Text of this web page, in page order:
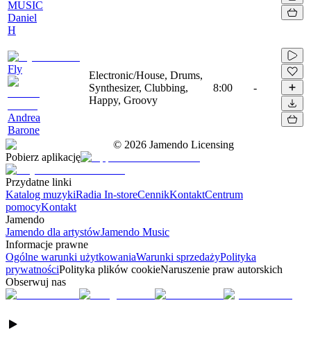
MUSIC
Daniel
H
Fly
Andrea
Barone
Electronic/House, Drums,
Synthesizer, Clubbing,
Happy, Groovy
8:00 -
© 2026 Jamendo Licensing
Pobierz aplikację
Przydatne linki
Katalog muzykiRadia In-storeCennikKontaktCentrum
pomocyKontakt
Jamendo
Jamendo dla artystówJamendo Music
Informacje prawne
Ogólne warunki użytkowaniaWarunki sprzedażyPolityka
prywatnościPolityka plików cookieNaruszenie praw autorskich
Obserwuj nas